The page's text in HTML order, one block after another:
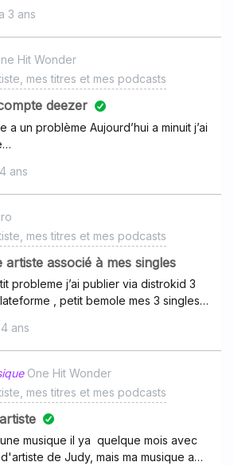
pour pouvoir récupérer mes
j ai sollicité de nouveau
avoir effectué un second envoi et
pas diffusé apres deux
3 ans
Hit Wonder
mes titres et mes podcasts
deezer
a un problème Aujourd’hui a minuit j’ai
s6CggDMnsrpjfp7b7 le soucis
sur les plateformes avec
aucun aucun problème du côté de
j’ai bien mon propre compte, mais sur
de ne pas avoir de compte, j’ai été
d’un artiste du même nom que
quoi faire, pouvez vous m’aider svp?
ans
mes titres et mes podcasts
associé à mes singles
probleme j’ai publier via distrokid 3
, petit bemole mes 3 singles
qui n’est pas moi que faire ?
ans
One Hit Wonder
mes titres et mes podcasts
musique il ya quelque mois avec
de Judy, mais ma musique a